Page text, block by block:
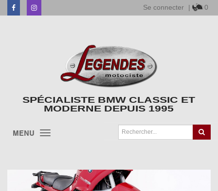
FacebookInstagram Se connecter | 0
SPÉCIALISTE BMW CLASSIC ET
MODERNE DEPUIS 1995
MENU